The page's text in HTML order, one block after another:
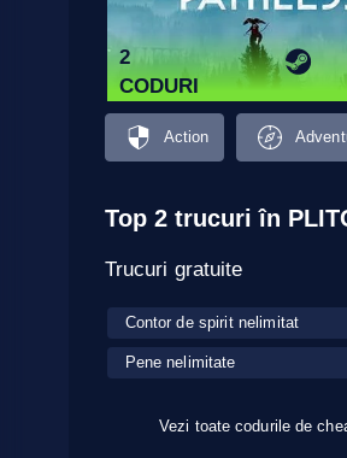
2
CODURI
Action
Top 2 trucuri în
Trucuri gratuite
Contor de spirit nelimitat
Pene nelimitate
Vezi toate codurile de